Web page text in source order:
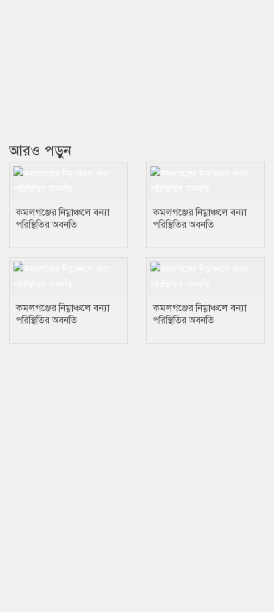
আরও পড়ুন
কমলগঞ্জের নিম্নাঞ্চলে বন্যা
পরিস্থিতির অবনতি
কমলগঞ্জের নিম্নাঞ্চলে বন্যা
পরিস্থিতির অবনতি
কমলগঞ্জের নিম্নাঞ্চলে বন্যা
পরিস্থিতির অবনতি
কমলগঞ্জের নিম্নাঞ্চলে বন্যা
পরিস্থিতির অবনতি